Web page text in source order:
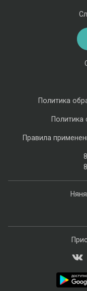
Политика
Политика
Правила